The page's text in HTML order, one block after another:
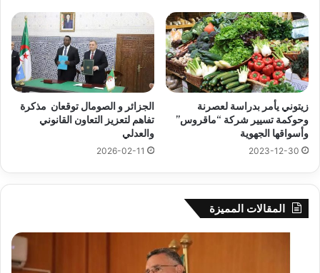
زيتوني يأمر بدراسة لعصرنة
وحوكمة تسيير شركة “ماقروس”
وأسواقها الجهوية
2023-12-30
الجزائر و الصومال توقعان مذكرة
تفاهم لتعزيز التعاون القانوني
والعدلي
2026-02-11
المقالات المميزة